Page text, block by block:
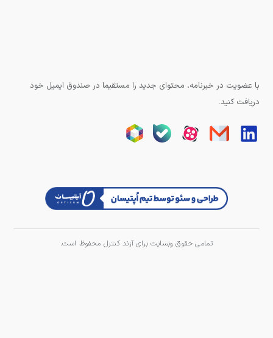
با عضویت در خبرنامه، محتوای جدید را مستقیما در صندوق ایمیل خود
دریافت کنید.
تمامی حقوق وبسایت برای آزند کنترل محفوظ است.